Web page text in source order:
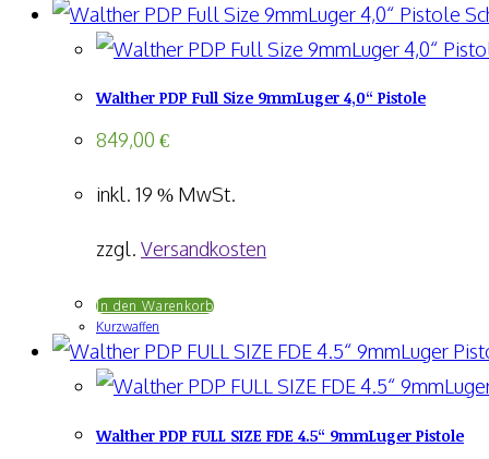
Walther PDP Full Size 9mmLuger 4,0“ Pistole
849,00 €
inkl. 19 % MwSt.
zzgl. Versandkosten
In den Warenkorb
Kurzwaffen
Walther PDP FULL SIZE FDE 4.5“ 9mmLuger Pistole